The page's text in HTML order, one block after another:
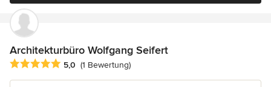
Architekturbüro Wolfgang Seifert
Durchschnittliche Bewertung: 5 von 5 Sternen
5,0 (1 Bewertung)